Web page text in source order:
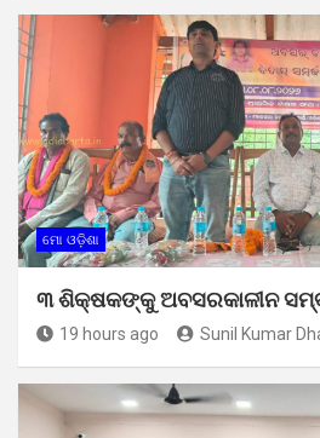
ମୋ ଓଡ଼ିଶା
୩ ଶିକ୍ଷକଙ୍କୁ ଅବସରକାଳୀନ
19 hours ago Sunil Kumar